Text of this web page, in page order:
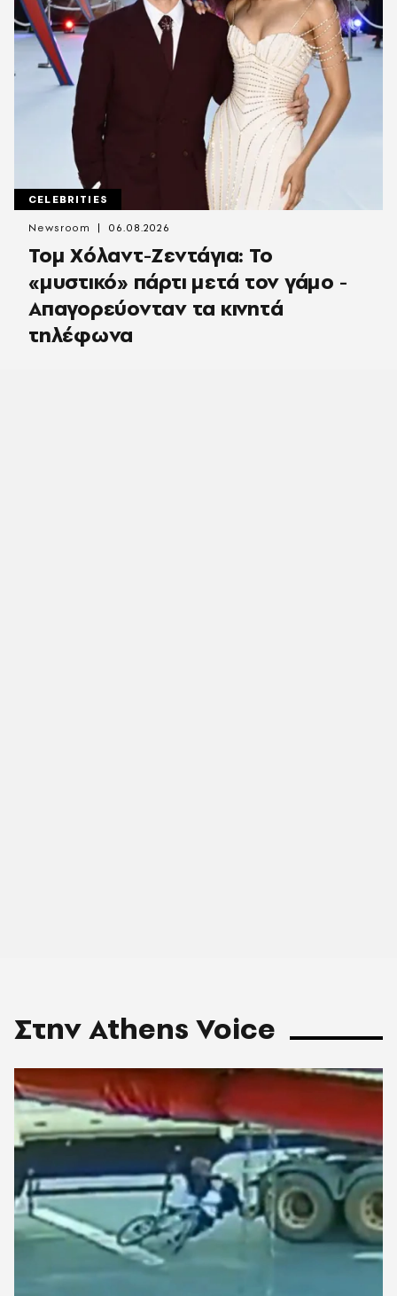
CELEBRITIES
Τομ Χόλαντ-Ζεντάγια: Το
«μυστικό» πάρτι μετά τον γάμο -
Απαγορεύονταν τα κινητά
τηλέφωνα
Newsroom 06.08.2026
Στην Athens Voice